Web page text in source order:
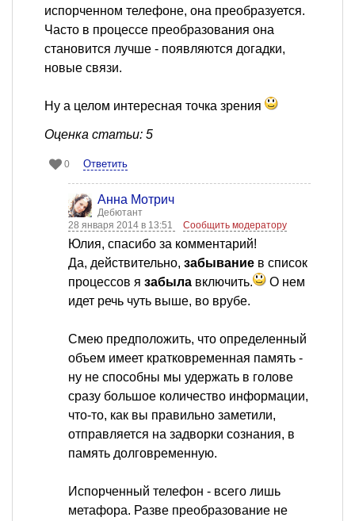
испорченном телефоне, она преобразуется.
Часто в процессе преобразования она
становится лучше - появляются догадки,
новые связи.
Ну а целом интересная точка зрения
Оценка статьи: 5
0 Ответить
Анна Мотрич
Дебютант
28 января 2014 в 13:51
Сообщить модератору
Юлия, спасибо за комментарий!
Да, действительно, забывание в список
процессов я забыла включить.
О нем
идет речь чуть выше, во врубе.
Смею предположить, что определенный
объем имеет кратковременная память -
ну не способны мы удержать в голове
сразу большое количество информации,
что-то, как вы правильно заметили,
отправляется на задворки сознания, в
память долговременную.
Испорченный телефон - всего лишь
метафора. Разве преобразование не